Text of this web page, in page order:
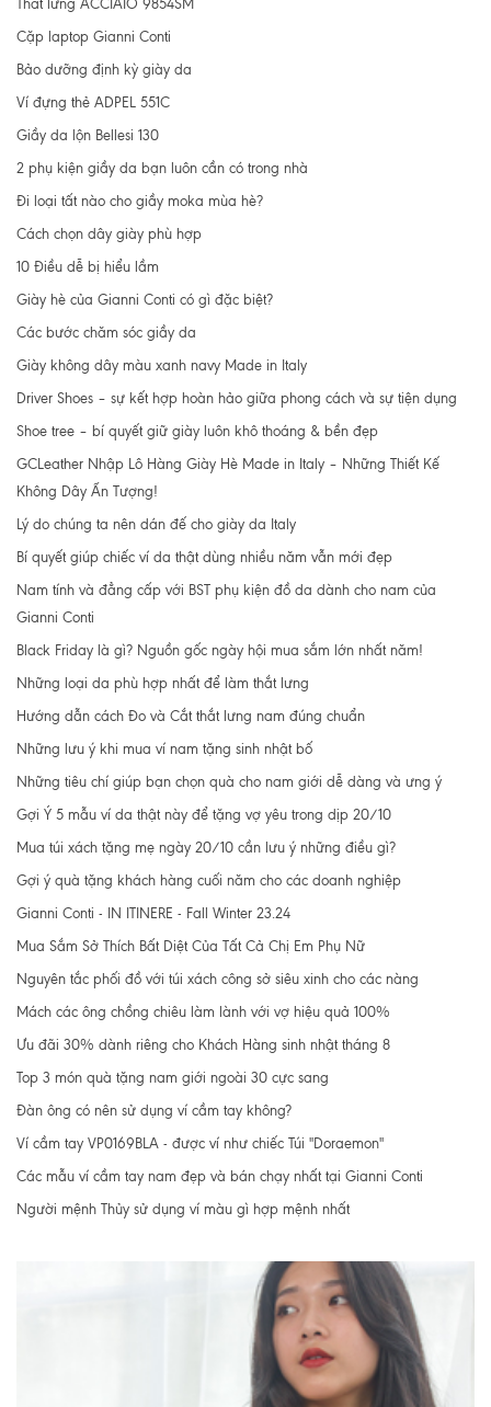
Thắt lưng ACCIAIO 9854SM
Cặp laptop Gianni Conti
Bảo dưỡng định kỳ giày da
Ví đựng thẻ ADPEL 551C
Giầy da lộn Bellesi 130
2 phụ kiện giầy da bạn luôn cần có trong nhà
Đi loại tất nào cho giầy moka mùa hè?
Cách chọn dây giày phù hợp
10 Điều dễ bị hiểu lầm
Giày hè của Gianni Conti có gì đặc biệt?
Các bước chăm sóc giầy da
Giày không dây màu xanh navy Made in Italy
Driver Shoes – sự kết hợp hoàn hảo giữa phong cách và sự tiện dụng
Shoe tree – bí quyết giữ giày luôn khô thoáng & bền đẹp
GCLeather Nhập Lô Hàng Giày Hè Made in Italy – Những Thiết Kế
Không Dây Ấn Tượng!
Lý do chúng ta nên dán đế cho giày da Italy
Bí quyết giúp chiếc ví da thật dùng nhiều năm vẫn mới đẹp
Nam tính và đẳng cấp với BST phụ kiện đồ da dành cho nam của
Gianni Conti
Black Friday là gì? Nguồn gốc ngày hội mua sắm lớn nhất năm!
Những loại da phù hợp nhất để làm thắt lưng
Hướng dẫn cách Đo và Cắt thắt lưng nam đúng chuẩn
Những lưu ý khi mua ví nam tặng sinh nhật bố
Những tiêu chí giúp bạn chọn quà cho nam giới dễ dàng và ưng ý
Gợi Ý 5 mẫu ví da thật này để tặng vợ yêu trong dịp 20/10
Mua túi xách tặng mẹ ngày 20/10 cần lưu ý những điều gì?
Gợi ý quà tặng khách hàng cuối năm cho các doanh nghiệp
Gianni Conti - IN ITINERE - Fall Winter 23.24
Mua Sắm Sở Thích Bất Diệt Của Tất Cả Chị Em Phụ Nữ
Nguyên tắc phối đồ với túi xách công sở siêu xinh cho các nàng
Mách các ông chồng chiêu làm lành với vợ hiệu quả 100%
Ưu đãi 30% dành riêng cho Khách Hàng sinh nhật tháng 8
Top 3 món quà tặng nam giới ngoài 30 cực sang
Đàn ông có nên sử dụng ví cầm tay không?
Ví cầm tay VP0169BLA - được ví như chiếc Túi "Doraemon"
Các mẫu ví cầm tay nam đẹp và bán chạy nhất tại Gianni Conti
Người mệnh Thủy sử dụng ví màu gì hợp mệnh nhất